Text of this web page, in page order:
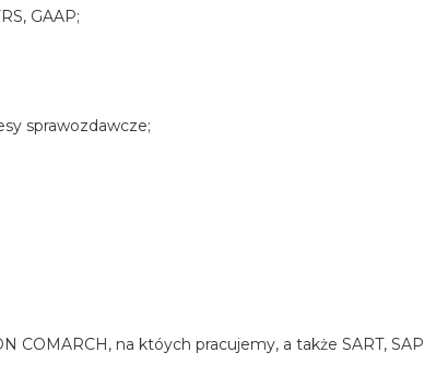
GAAP;
sprawozdawcze;
COMARCH, na któych pracujemy, a także SART, SAP